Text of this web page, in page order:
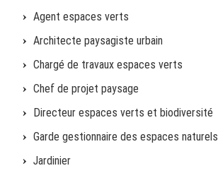
Agent espaces verts
Architecte paysagiste urbain
Chargé de travaux espaces verts
Chef de projet paysage
Directeur espaces verts et biodiversité
Garde gestionnaire des espaces naturels
Jardinier